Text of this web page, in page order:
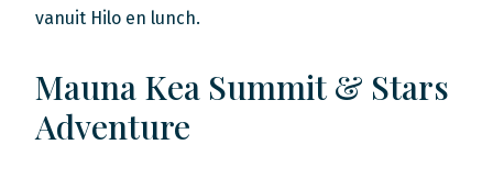
vanuit Hilo en lunch.
Mauna Kea Summit & Stars
Adventure